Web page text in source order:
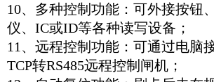
10、多种控制功能：可外接按钮
仪、IC或ID等各种读写设备；
11、远程控制功能：可通过电脑
TCP转RS485远程控制闸机；